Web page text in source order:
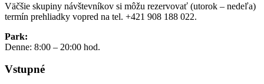
Väčšie skupiny návštevníkov si môžu rezervovať (utorok – nedeľa)
termín prehliadky vopred na tel. +421 908 188 022.
Park:
Denne: 8:00 – 20:00 hod.
Vstupné